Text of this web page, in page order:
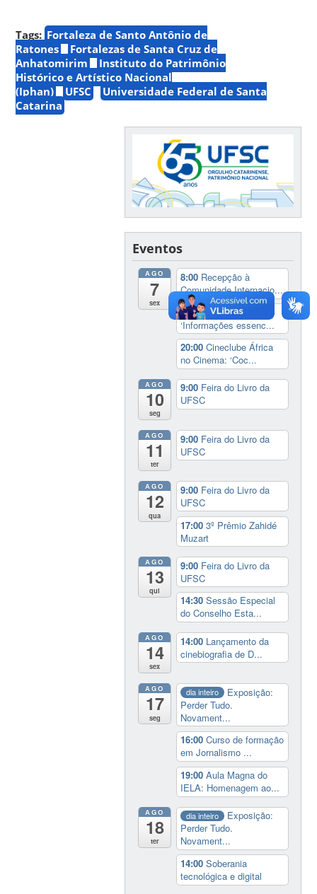
Tags: Fortaleza de Santo Antônio de
Ratones
Fortalezas de Santa Cruz de
Anhatomirim
Instituto do Patrimônio
Histórico e Artístico Nacional
(Iphan)
UFSC
Universidade Federal de Santa
Catarina
Eventos
AGO
7
sex
8:00 Recepção à
Comunidade Internacio...
10:00 Webpalestra:
‘Informações essenc...
20:00Cineclube África
no Cinema: ‘Coc...
AGO
10
seg
9:00 Feira do Livro da
UFSC
AGO
11
ter
9:00 Feira do Livro da
UFSC
AGO
12
qua
9:00 Feira do Livro da
UFSC
17:003º Prêmio Zahidé
Muzart
AGO
13
qui
9:00 Feira do Livro da
UFSC
14:30Sessão Especial
do Conselho Esta...
AGO
14
sex
14:00 Lançamento da
cinebiografia de D...
AGO
17
seg
dia inteiro
Exposição:
Perder Tudo.
Novament...
16:00Curso de formação
em Jornalismo ...
19:00Aula Magna do
IELA: Homenagem ao...
AGO
18
ter
dia inteiro
Exposição:
Perder Tudo.
Novament...
14:00Soberania
tecnológica e digital